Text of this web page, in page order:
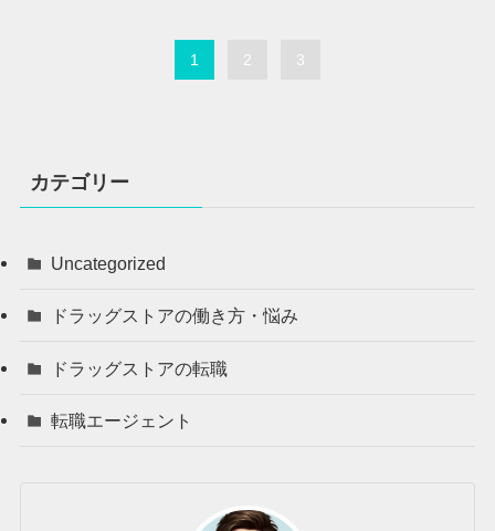
1 2 3
カテゴリー
Uncategorized
ドラッグストアの働き方・悩み
ドラッグストアの転職
転職エージェント